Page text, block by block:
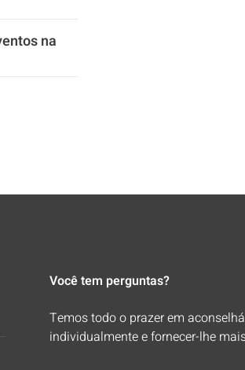
na
Você tem perguntas?
Temos todo o prazer em
individualmente e fornecer-lhe